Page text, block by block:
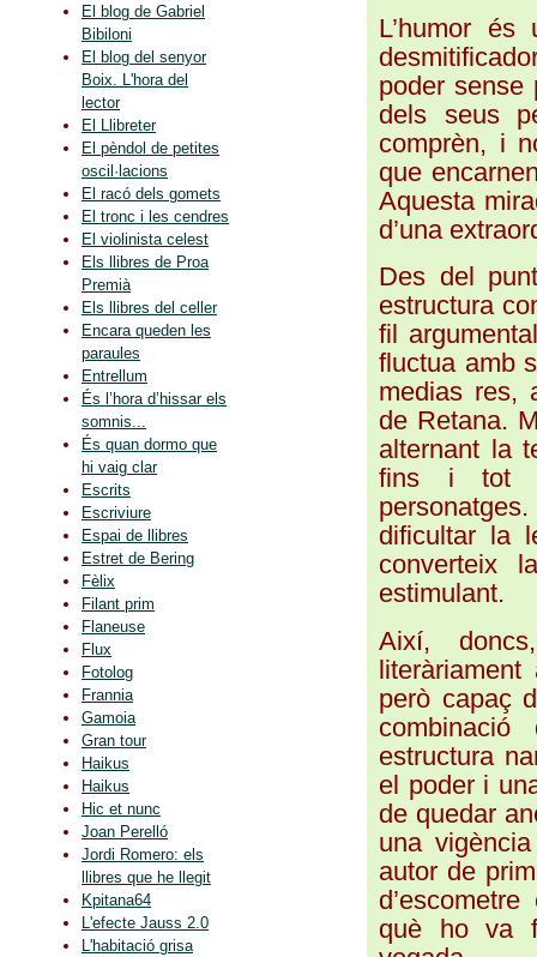
L’humor
poder sense
dels seus
comprèn, i
que
Aquesta
d’una
Des del
estructura
fil
fluctua amb
medias res,
de Retana.
alternant la
fins i tot
dificultar la
converteix
estimulant.
Així,
però capaç
estructura
el poder i
de quedar
una
autor de
què ho va
El blog de Gabriel
Bibiloni
El blog del senyor
Boix. L'hora del
lector
El Llibreter
El pèndol de petites
oscil·lacions
El racó dels gomets
El tronc i les cendres
El violinista celest
Els llibres de Proa
Premià
Els llibres del celler
Encara queden les
paraules
Entrellum
És l’hora d’hissar els
somnis...
És quan dormo que
hi vaig clar
Escrits
Escriviure
Espai de llibres
Estret de Bering
Fèlix
Filant prim
Flaneuse
Flux
Fotolog
Frannia
Gamoia
Gran tour
Haikus
Haikus
Hic et nunc
Joan Perelló
Jordi Romero: els
llibres que he llegit
Kpitana64
L'efecte Jauss 2.0
L'habitació grisa